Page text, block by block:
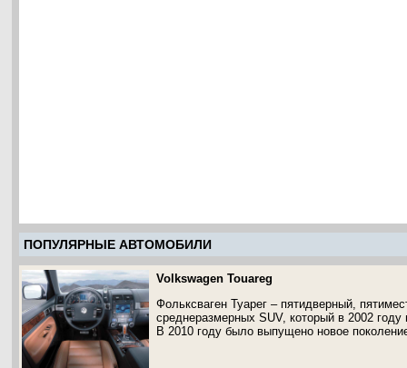
ПОПУЛЯРНЫЕ АВТОМОБИЛИ
Volkswagen Touareg
Фольксваген Туарег – пятидверный,
среднеразмерных SUV, который в 2002
В 2010 году было выпущено новое